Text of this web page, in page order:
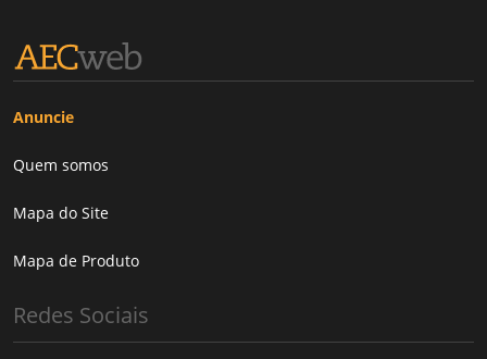
Anuncie
Quem somos
Mapa do Site
Mapa de Produto
Redes Sociais